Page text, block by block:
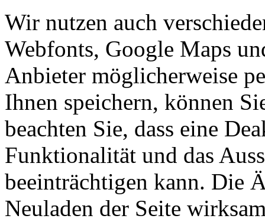
Wir nutzen auch
Webfonts, Google Maps
Anbieter möglicherweise
Ihnen speichern, können
beachten Sie, dass eine
Funktionalität und das
beeinträchtigen kann. Die
Neuladen der Seite